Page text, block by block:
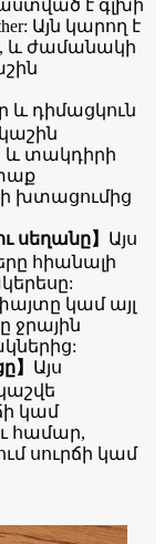
է գլխի
Այն կարող է
և ժամանակի
և դիմացկուն
և տակդիրի
խտացումից
սեղանը】 Այս
հիանալի
կամ այլ
ջրային
】 Այս
կամ
համար,
սուրճի կամ